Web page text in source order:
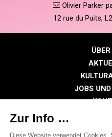
Olivier Parker
12 rue du Puits,
JOBS